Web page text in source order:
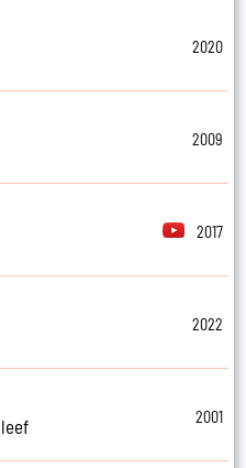
2020
2009
2017
2022
2001